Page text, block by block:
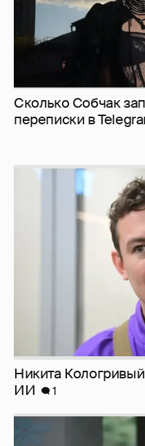
Сколько Собчак
перeписки в
Никита
ИИ
1